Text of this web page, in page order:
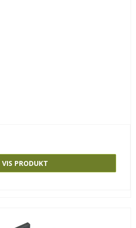
VIS PRODUKT